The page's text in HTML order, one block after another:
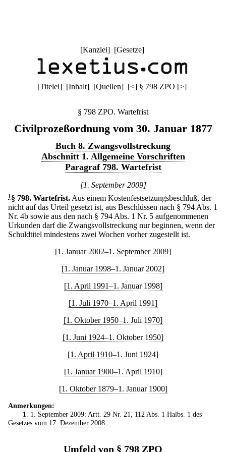
[Kanzlei] [Gesetze]
[Titelei] [Inhalt] [Quellen] [<] § 798 ZPO [>]
§ 798 ZPO. Wartefrist
Civilprozeßordnung vom 30. Januar 1877
Buch 8. Zwangsvollstreckung
Abschnitt 1. Allgemeine Vorschriften
Paragraf 798. Wartefrist
[1. September 2009]
1 § 798. Wartefrist. Aus einem Kostenfestsetzungsbeschluß, der
nicht auf das Urteil gesetzt ist, aus Beschlüssen nach § 794 Abs. 1
Nr. 4b sowie aus den nach § 794 Abs. 1 Nr. 5 aufgenommenen
Urkunden darf die Zwangsvollstreckung nur beginnen, wenn der
Schuldtitel mindestens zwei Wochen vorher zugestellt ist.
[1. Januar 2002–1. September 2009]
[1. Januar 1998–1. Januar 2002]
[1. April 1991–1. Januar 1998]
[1. Juli 1970–1. April 1991]
[1. Oktober 1950–1. Juli 1970]
[1. Juni 1924–1. Oktober 1950]
[1. April 1910–1. Juni 1924]
[1. Januar 1900–1. April 1910]
[1. Oktober 1879–1. Januar 1900]
Anmerkungen:
1
. 1. September 2009: Artt. 29 Nr. 21, 112 Abs. 1 Halbs. 1 des
Gesetzes vom 17. Dezember 2008
Umfeld von § 798 ZPO